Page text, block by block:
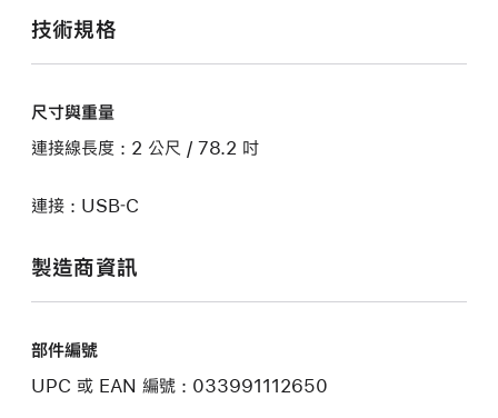
技術規格
尺寸與重量
連接線長度 : 2 公尺 / 78.2 吋
連接 : USB‑C
製造商資訊
部件編號
UPC 或 EAN 編號 : 033991112650